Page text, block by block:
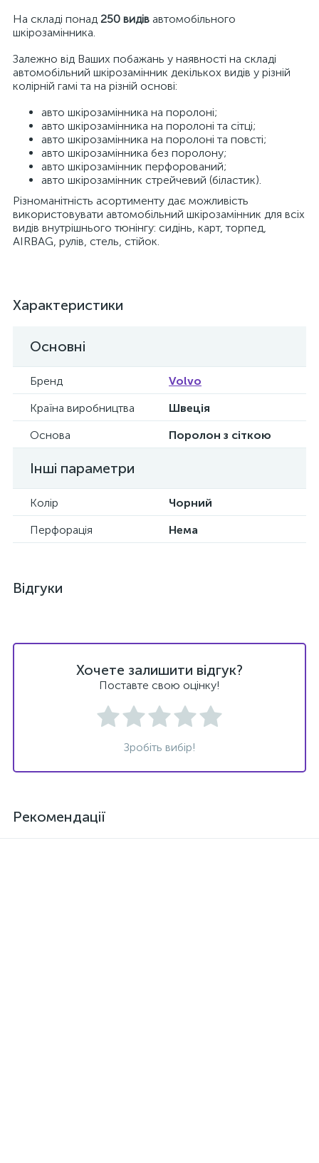
На складі понад 250 видів автомобільного
шкірозамінника.
Залежно від Ваших побажань у наявності на складі
автомобільний шкірозамінник декількох видів у різній
колірній гамі та на різній основі:
авто шкірозамінника на поролоні;
авто шкірозамінника на поролоні та сітці;
авто шкірозамінника на поролоні та повсті;
авто шкірозамінника без поролону;
авто шкірозамінник перфорований;
авто шкірозамінник стрейчевий (біластик).
Різноманітність асортименту дає можливість
використовувати автомобільний шкірозамінник для всіх
видів внутрішнього тюнінгу: сидінь, карт, торпед,
AIRBAG, рулів, стель, стійок.
Характеристики
Основні
Бренд
Volvo
Країна виробництва
Швеція
Основа
Поролон з сіткою
Інші параметри
Колір
Чорний
Перфорація
Нема
Відгуки
Хочете залишити відгук?
Поставте свою оцінку!
Зробіть вибір!
Рекомендації